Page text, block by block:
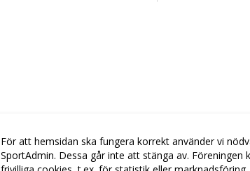
För att hemsidan ska fungera korrekt använder vi
SportAdmin. Dessa går inte att stänga av. Föreningen